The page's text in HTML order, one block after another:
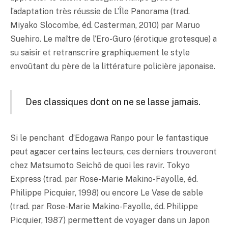
l’adaptation très réussie de L’Île Panorama (trad.
Miyako Slocombe, éd. Casterman, 2010) par Maruo
Suehiro. Le maître de l’Ero-Guro (érotique grotesque) a
su saisir et retranscrire graphiquement le style
envoûtant du père de la littérature policière japonaise.
Des classiques dont on ne se lasse jamais.
Si le penchant d’Edogawa Ranpo pour le fantastique
peut agacer certains lecteurs, ces derniers trouveront
chez Matsumoto Seichô de quoi les ravir. Tokyo
Express (trad. par Rose-Marie Makino-Fayolle, éd.
Philippe Picquier, 1998) ou encore Le Vase de sable
(trad. par Rose-Marie Makino-Fayolle, éd. Philippe
Picquier, 1987) permettent de voyager dans un Japon